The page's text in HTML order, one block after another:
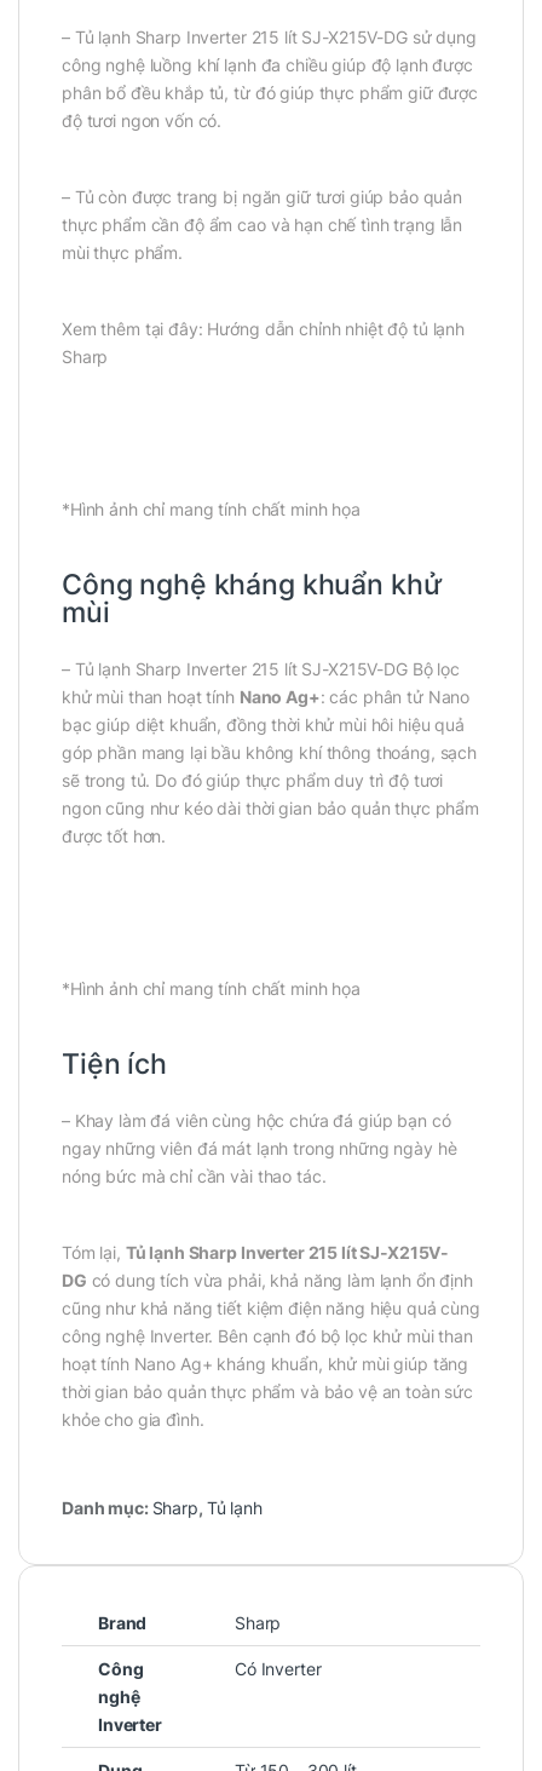
– Tủ lạnh Sharp Inverter 215 lít SJ-X215V-DG sử dụng
công nghệ luồng khí lạnh đa chiều giúp độ lạnh được
phân bổ đều khắp tủ, từ đó giúp thực phẩm giữ được
độ tươi ngon vốn có.
– Tủ còn được trang bị ngăn giữ tươi giúp bảo quản
thực phẩm cần độ ẩm cao và hạn chế tình trạng lẫn
mùi thực phẩm.
Xem thêm tại đây: Hướng dẫn chỉnh nhiệt độ tủ lạnh
Sharp
*Hình ảnh chỉ mang tính chất minh họa
Công nghệ kháng khuẩn khử
mùi
– Tủ lạnh Sharp Inverter 215 lít SJ-X215V-DG Bộ lọc
khử mùi than hoạt tính Nano Ag+: các phân tử Nano
bạc giúp diệt khuẩn, đồng thời khử mùi hôi hiệu quả
góp phần mang lại bầu không khí thông thoáng, sạch
sẽ trong tủ. Do đó giúp thực phẩm duy trì độ tươi
ngon cũng như kéo dài thời gian bảo quản thực phẩm
được tốt hơn.
*Hình ảnh chỉ mang tính chất minh họa
Tiện ích
– Khay làm đá viên cùng hộc chứa đá giúp bạn có
ngay những viên đá mát lạnh trong những ngày hè
nóng bức mà chỉ cần vài thao tác.
Tóm lại, Tủ lạnh Sharp Inverter 215 lít SJ-X215V-
DG có dung tích vừa phải, khả năng làm lạnh ổn định
cũng như khả năng tiết kiệm điện năng hiệu quả cùng
công nghệ Inverter. Bên cạnh đó bộ lọc khử mùi than
hoạt tính Nano Ag+ kháng khuẩn, khử mùi giúp tăng
thời gian bảo quản thực phẩm và bảo vệ an toàn sức
khỏe cho gia đình.
Danh mục: Sharp, Tủ lạnh
Brand Sharp
Công
nghệ
Inverter
Có Inverter